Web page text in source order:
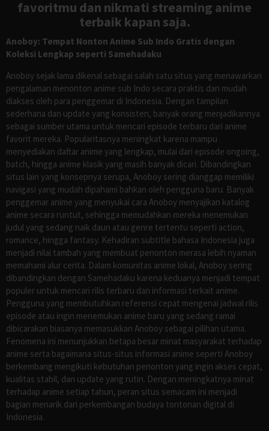
favoritmu dan nikmati streaming anime
terbaik kapan saja.
Anoboy: Tempat Nonton Anime Sub Indo Gratis dengan
Koleksi Lengkap seperti Samehadaku
Anoboy sejak lama dikenal sebagai salah satu situs yang menawarkan
pengalaman menonton anime sub Indo secara praktis dan mudah
diakses oleh para penggemar di Indonesia. Dengan tampilan
sederhana dan update yang konsisten, banyak orang menjadikannya
sebagai sumber utama untuk mencari episode terbaru dari anime
favorit mereka. Popularitasnya meningkat karena mampu
menyediakan daftar anime yang lengkap, mulai dari episode ongoing,
batch, hingga anime klasik yang masih banyak dicari. Dibandingkan
situs lain yang konsepnya serupa, Anoboy sering dianggap memiliki
navigasi yang mudah dipahami bahkan oleh pengguna baru. Banyak
penggemar anime yang menyukai cara Anoboy menyajikan katalog
anime secara runtut, sehingga memudahkan mereka menemukan
judul yang sedang naik daun atau genre tertentu seperti action,
romance, hingga fantasy. Kehadiran subtitle bahasa Indonesia juga
menjadi nilai tambah yang membuat penonton merasa lebih nyaman
memahami alur cerita. Dalam komunitas anime lokal, Anoboy sering
dibandingkan dengan Samehadaku karena keduanya menjadi tempat
populer untuk mencari rilis terbaru dan informasi terkait anime.
Pengguna yang membutuhkan referensi cepat mengenai jadwal rilis
episode atau ingin menemukan anime baru yang sedang ramai
dibicarakan biasanya memasukkan Anoboy sebagai pilihan utama.
Fenomena ini menunjukkan betapa besar minat masyarakat terhadap
anime serta bagaimana situs-situs informasi anime seperti Anoboy
berkembang mengikuti kebutuhan penonton yang ingin akses cepat,
kualitas stabil, dan update yang rutin. Dengan meningkatnya minat
terhadap anime setiap tahun, peran situs semacam ini menjadi
bagian menarik dari perkembangan budaya tontonan digital di
Indonesia.